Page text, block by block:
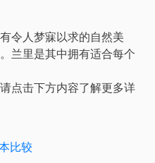
令人梦寐以求的自然美
兰里是其中拥有适合每个
点击下方内容了解更多详
比较